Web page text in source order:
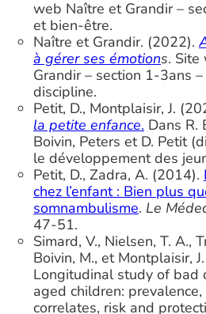
web Naître et Grandir –
et bien-être.
Naître et Grandir. (2022).
à gérer ses émotions. Site
Grandir – section 1-3ans
discipline.
Petit, D., Montplaisir, J.
la petite enfance. Dans R.
Boivin, Peters et D. Petit
le développement des
Petit, D., Zadra, A. (2014).
chez l’enfant : Bien plus
somnambulisme. Le
47-51.
Simard, V., Nielsen, T. A.,
Boivin, M., et Montplaisir,
Longitudinal study of bad
aged children:
correlates, risk and